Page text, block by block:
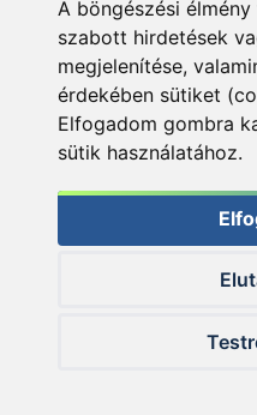
A böngészési
szabott hirdetések
megjelenítése,
érdekében sütiket
Elfogadom gombra
sütik használatához.